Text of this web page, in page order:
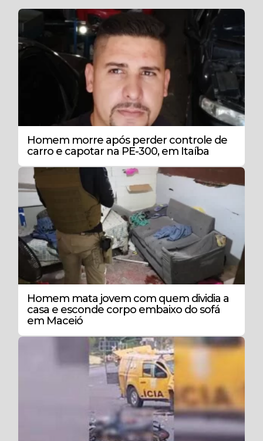
Homem morre após perder controle de
carro e capotar na PE-300, em Itaíba
Homem mata jovem com quem dividia a
casa e esconde corpo embaixo do sofá
em Maceió